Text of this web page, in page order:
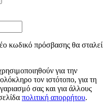
κωδικό πρόσβασης θα σταλεί
για την
τον ιστότοπο, για τη
σας και για άλλους
πολιτική απορρήτου.